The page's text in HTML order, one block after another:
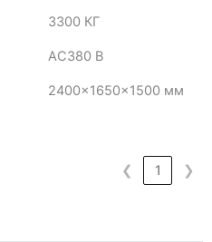
3300 КГ
AC380 В
2400x1650x1500 мм
❮ 1 ❯